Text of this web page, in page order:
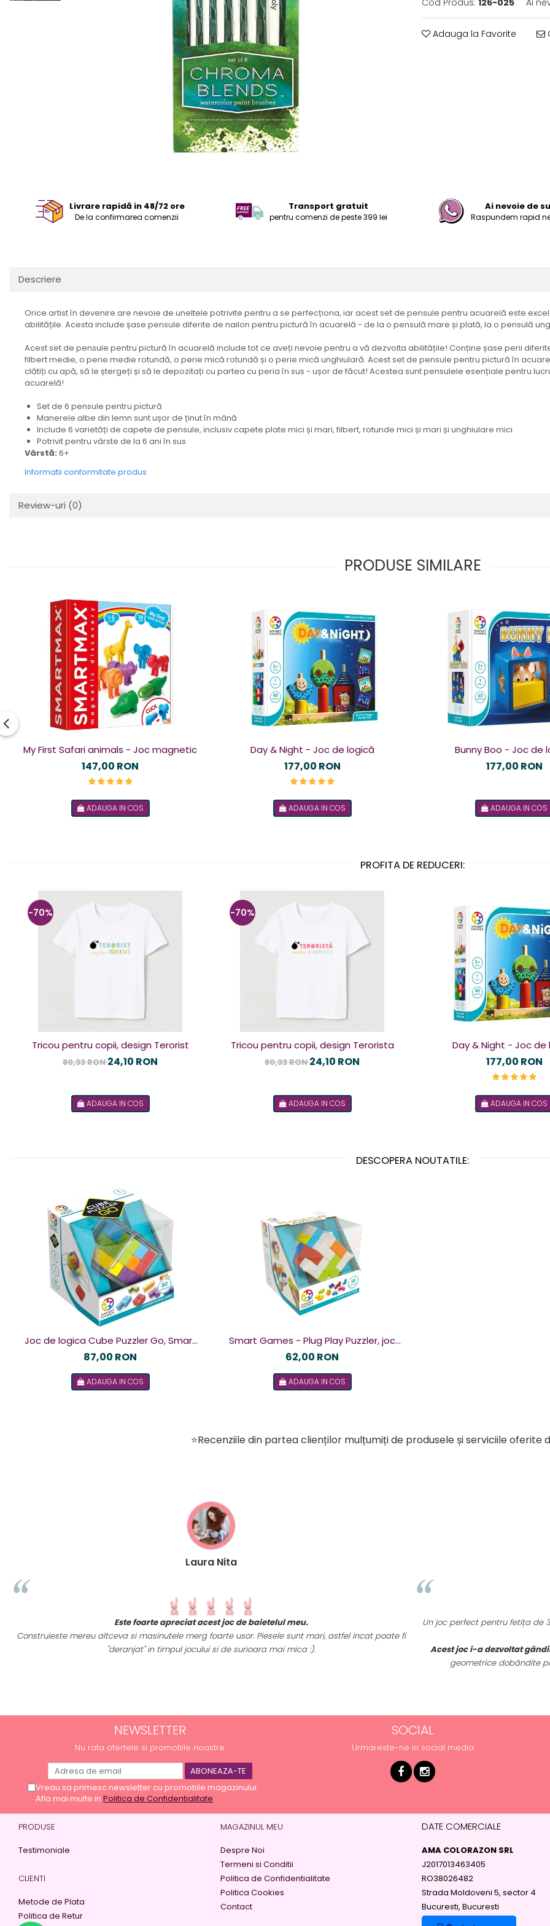
Cod Produs: 126-025 Ai
Adauga la Favorite
Livrare rapidă in 48/72 ore
De la confirmarea comenzii
Transport gratuit
pentru comenzi de peste 399 lei
Ai nevoie de
Raspundem rapid
Descriere
Orice artist în devenire are nevoie de uneltele potrivite pentru a se perfecționa, iar acest set de pensule pentru acuarelă este
abilitățile. Acesta include șase pensule diferite de nailon pentru pictură în acuarelă - de la o pensulă mare și plată, la o pensulă
Acest set de pensule pentru pictură în acuarelă include tot ce aveți nevoie pentru a vă dezvolta abilitățile! Conține șase perii
filbert medie, o perie medie rotundă, o perie mică rotundă și o perie mică unghiulară. Acest set de pensule pentru pictură în
clătiți cu apă, să le ștergeți și să le depozitați cu partea cu peria în sus - ușor de făcut! Acestea sunt pensulele esențiale pentru
acuarelă!
Set de 6 pensule pentru pictură
Manerele albe din lemn sunt ușor de ținut în mână
Include 6 varietăți de capete de pensule, inclusiv capete plate mici și mari, filbert, rotunde mici și mari și unghiulare mici
Potrivit pentru vârste de la 6 ani în sus
Vârstă: 6+
Informatii conformitate produs
Review-uri (0)
PRODUSE SIMILARE
My First Safari animals - Joc magnetic
147,00 RON
ADAUGA IN COS
Day & Night - Joc de logică
177,00 RON
ADAUGA IN COS
Bunny Boo - Joc de
177,00 RON
ADAUGA IN COS
PROFITA DE REDUCERI:
-70%
Tricou pentru copii, design Terorist
80,33 RON24,10 RON
ADAUGA IN COS
-70%
Tricou pentru copii, design Terorista
80,33 RON24,10 RON
ADAUGA IN COS
Day & Night - Joc de
177,00 RON
ADAUGA IN COS
DESCOPERA NOUTATILE:
Joc de logica Cube Puzzler Go, Smart
Games, +8 ani, lb romana
87,00 RON
ADAUGA IN COS
Smart Games - Plug Play Puzzler, joc
de logica cu 48 de provocari, 6+ ani, lb
62,00 RON
ADAUGA IN COS
⭐Recenziile din partea clienților mulțumiți de produsele și serviciile oferite
Laura Nita
Este foarte apreciat acest joc de baietelul meu.
Construieste mereu altceva si masinutele merg foarte usor. Piesele sunt mari, astfel incat poate fi
"deranjat" in timpul jocului si de surioara mai mica :).
Un joc perfect pentru fetița de
Acest joc i-a dezvoltat
geometrice dobândite
NEWSLETTER
Nu rata ofertele si promotiile noastre
Vreau sa primesc newsletter cu promotiile magazinului.
Afla mai multe in Politica de Confidentialitate
SOCIAL
Urmareste-ne in social media
PRODUSE
Testimoniale
CLIENTI
Metode de Plata
Politica de Retur
MAGAZINUL MEU
Despre Noi
Termeni si Conditii
Politica de Confidentialitate
Politica Cookies
Contact
DATE COMERCIALE
AMA COLORAZON SRL
J2017013463405
RO38026482
Strada Moldoveni 5, sector 4
Bucuresti, Bucuresti